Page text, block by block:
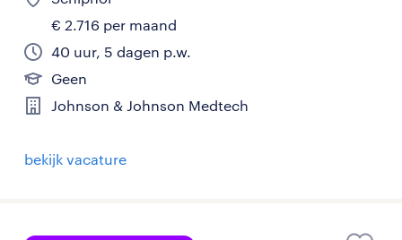
€ 2.716 per maand
40 uur, 5 dagen p.w.
Geen
Johnson & Johnson Medtech
bekijk vacature